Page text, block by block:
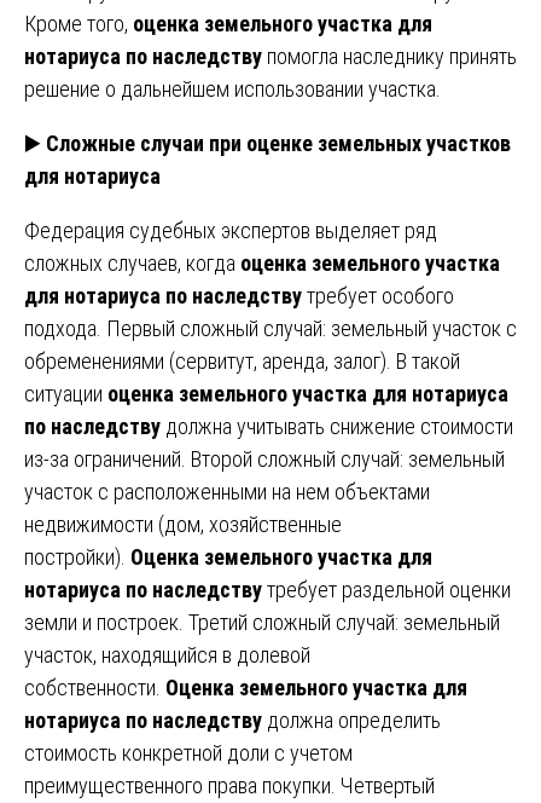
Кроме того, оценка земельного участка для
нотариуса по наследству помогла наследнику принять
решение о дальнейшем использовании участка.
▶️ Сложные случаи при оценке земельных участков
для нотариуса
Федерация судебных экспертов выделяет ряд
сложных случаев, когда оценка земельного участка
для нотариуса по наследствутребует особого
подхода. Первый сложный случай: земельный участок с
обременениями (сервитут, аренда, залог). В такой
ситуации оценка земельного участка для нотариуса
по наследству должна учитывать снижение стоимости
из-за ограничений. Второй сложный случай: земельный
участок с расположенными на нем объектами
недвижимости (дом, хозяйственные
постройки). Оценка земельного участка для
нотариуса по наследствутребует раздельной оценки
земли и построек. Третий сложный случай: земельный
участок, находящийся в долевой
собственности. Оценка земельного участка для
нотариуса по наследству должна определить
стоимость конкретной доли с учетом
преимущественного права покупки. Четвертый